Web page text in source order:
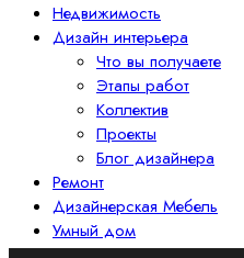
Недвижимость
Дизайн интерьера
Что вы получаете
Этапы работ
Коллектив
Проекты
Блог дизайнера
Ремонт
Дизайнерская Мебель
Умный дом